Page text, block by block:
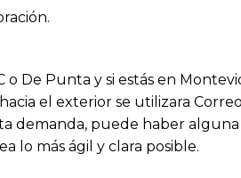
De Punta y si estás en
el exterior se utilizara
demanda, puede haber
lo más ágil y clara posible.